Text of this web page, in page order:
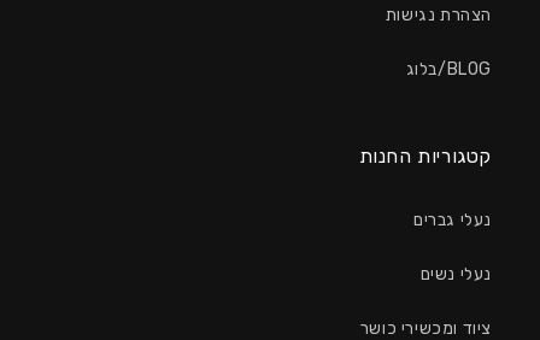
הצהרת נגישות
BLOG/בלוג
קטגוריות החנות
נעלי גברים
נעלי נשים
ציוד ומכשירי כושר